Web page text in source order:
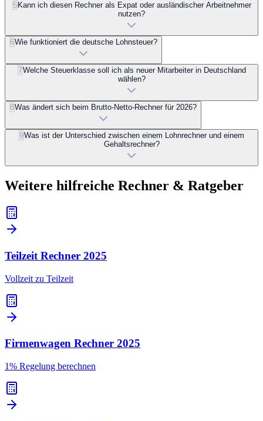
5 Kann ich diesen Rechner als Expat oder ausländischer Arbeitnehmer
nutzen?
6Wie funktioniert die deutsche Lohnsteuer?
7Welche Steuerklasse soll ich als neuer Mitarbeiter in Deutschland
wählen?
8Was ändert sich beim Brutto-Netto-Rechner für 2026?
9Was ist der Unterschied zwischen einem Lohnrechner und einem
Gehaltsrechner?
Weitere hilfreiche Rechner & Ratgeber
Teilzeit Rechner 2025
Vollzeit zu Teilzeit
Firmenwagen Rechner 2025
1% Regelung berechnen